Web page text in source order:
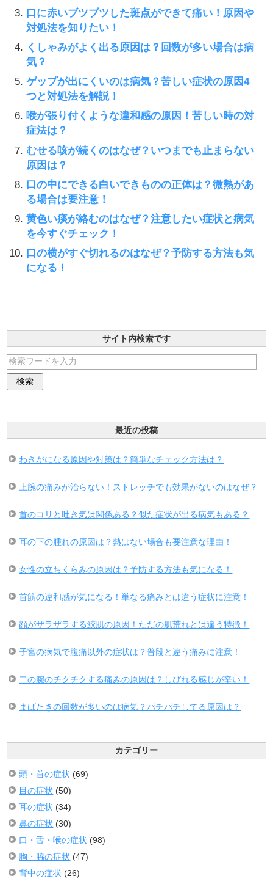
口に赤いブツブツした斑点ができて痛い！原因や
対処法を知りたい！
くしゃみがよく出る原因は？回数が多い場合は病
気？
ゲップが出にくいのは病気？苦しい症状の原因4
つと対処法を解説！
喉が張り付くような違和感の原因！苦しい時の対
症法は？
むせる咳が続くのはなぜ？いつまでも止まらない
原因は？
口の中にできる白いできものの正体は？微熱があ
る場合は要注意！
黄色い痰が絡むのはなぜ？注意したい症状と病気
を今すぐチェック！
口の横がすぐ切れるのはなぜ？予防する方法も気
になる！
サイト内検索です
最近の投稿
わきがになる原因や対策は？簡単なチェック方法は？
上腕の痛みが治らない！ストレッチでも効果がないのはなぜ？
首のコリと吐き気は関係ある？似た症状が出る病気もある？
耳の下の腫れの原因は？熱はない場合も要注意な理由！
女性の立ちくらみの原因は？予防する方法も気になる！
首筋の違和感が気になる！単なる痛みとは違う症状に注意！
顔がザラザラする鮫肌の原因！ただの肌荒れとは違う特徴！
子宮の病気で腹痛以外の症状は？普段と違う痛みに注意！
二の腕のチクチクする痛みの原因は？しびれる感じが辛い！
まばたきの回数が多いのは病気？パチパチしてる原因は？
カテゴリー
頭・首の症状 (69)
目の症状 (50)
耳の症状 (34)
鼻の症状 (30)
口・舌・喉の症状 (98)
胸・脇の症状 (47)
背中の症状 (26)